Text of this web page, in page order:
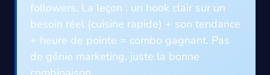
followers. La leçon : un hook clair sur un
besoin réel (cuisine rapide) + son tendance
+ heure de pointe = combo gagnant. Pas
de génie marketing, juste la bonne